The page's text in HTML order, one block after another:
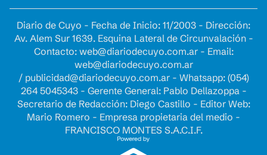
Diario de Cuyo - Fecha de Inicio: 11/2003 - Dirección:
Av. Alem Sur 1639. Esquina Lateral de Circunvalación -
Contacto: web@diariodecuyo.com.ar- Email:
web@diariodecuyo.com.ar
/ publicidad@diariodecuyo.com.ar- Whatsapp: (054)
264 5045343 - Gerente General: Pablo Dellazoppa -
Secretario de Redacción: Diego Castillo - Editor Web:
Mario Romero - Empresa propietaria del medio -
FRANCISCO MONTES S.A.C.I.F.